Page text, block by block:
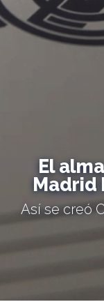
El
Madrid
Así se creó